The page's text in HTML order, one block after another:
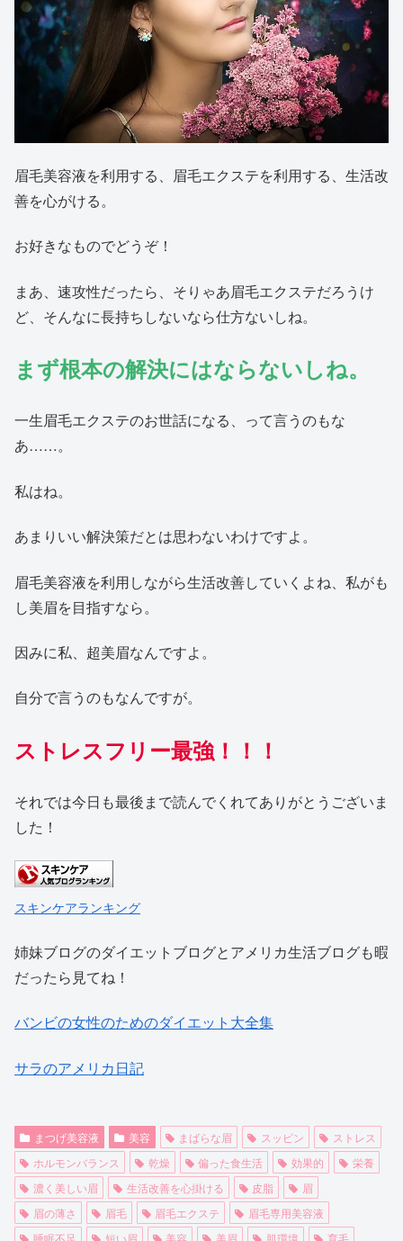
眉毛美容液を利用する、眉毛エクステを利用する、生活改
善を心がける。
お好きなものでどうぞ！
まあ、速攻性だったら、そりゃあ眉毛エクステだろうけ
ど、そんなに長持ちしないなら仕方ないしね。
まず根本の解決にはならないしね。
一生眉毛エクステのお世話になる、って言うのもな
あ……。
私はね。
あまりいい解決策だとは思わないわけですよ。
眉毛美容液を利用しながら生活改善していくよね、私がも
し美眉を目指すなら。
因みに私、超美眉なんですよ。
自分で言うのもなんですが。
ストレスフリー最強！！！
それでは今日も最後まで読んでくれてありがとうございま
した！
スキンケアランキング
姉妹ブログのダイエットブログとアメリカ生活ブログも暇
だったら見てね！
バンビの女性のためのダイエット大全集
サラのアメリカ日記
まつげ美容液 美容 まばらな眉 スッピン
ストレス
ホルモンバランス
乾燥 偏った食生活 効果的
栄養
濃く美しい眉
生活改善を心掛ける 皮脂
眉
眉の薄さ
眉毛 眉毛エクステ
眉毛専用美容液
睡眠不足
短い眉 美容 美眉 肌環境 育毛